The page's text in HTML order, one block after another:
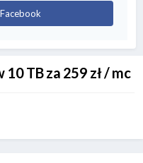
TB za 259 zł / mc